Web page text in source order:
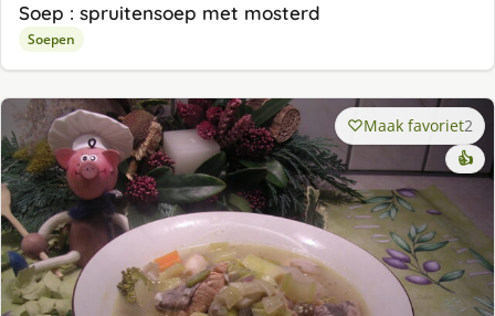
Soep : spruitensoep met mosterd
Soepen
Maak favoriet2
👍